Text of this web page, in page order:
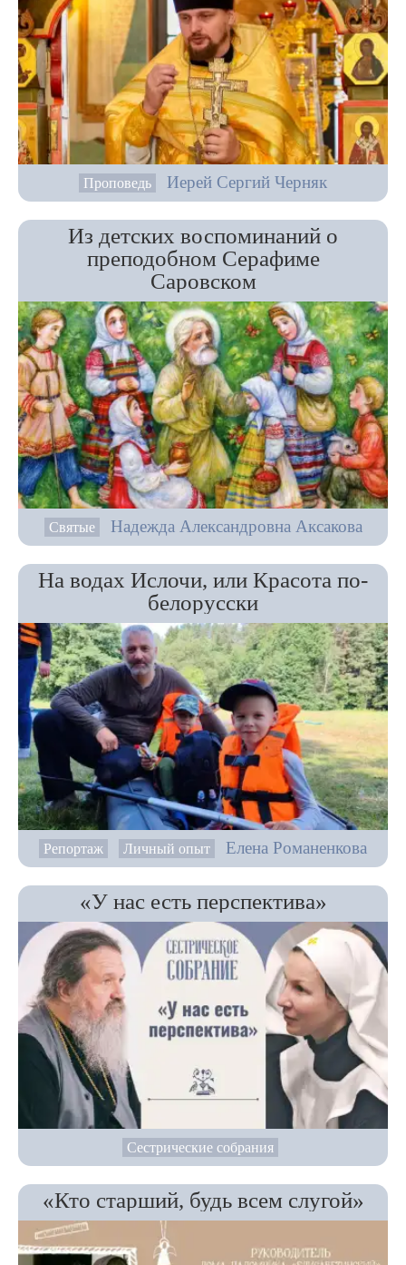
Проповедь Иерей Сергий Черняк
Из детских воспоминаний о
преподобном Серафиме
Саровском
Святые Надежда Александровна Аксакова
На водах Ислочи, или Красота по-
белорусски
Репортаж Личный опыт Елена Романенкова
«У нас есть перспектива»
Сестрические собрания
«Кто старший, будь всем слугой»